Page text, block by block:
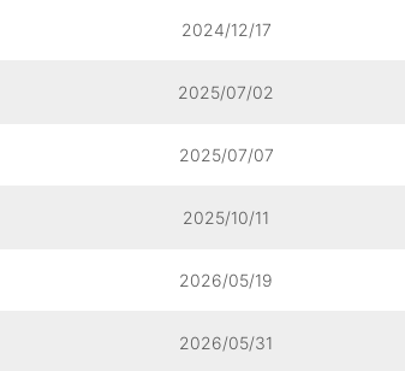
2024/12/17
2025/07/02
2025/07/07
2025/10/11
2026/05/19
2026/05/31